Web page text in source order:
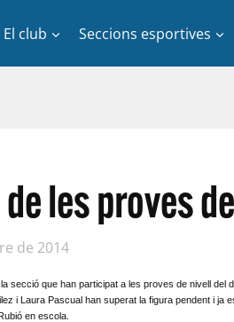
El club Seccions esportives
les proves
de 2014
secció que han participat a les proves de nivell del
i Laura Pascual han superat la figura pendent i ja
en escola.